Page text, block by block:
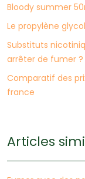
Bloody summer
Le propylène
Substituts
arrêter de fumer ?
Comparatif des
france
Articles